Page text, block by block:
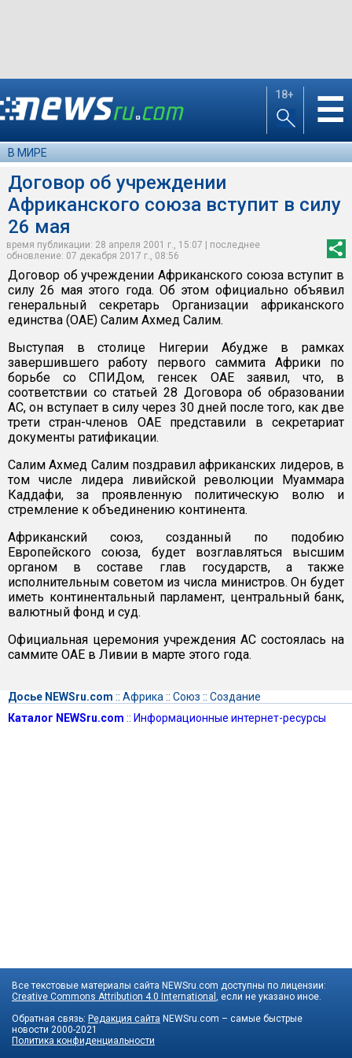
18+ ☰
В МИРЕ
Договор об учреждении
Африканского союза вступит в силу
26 мая
время публикации: 28 апреля 2001 г., 15:07 | последнее
обновление: 07 декабря 2017 г., 08:56
Договор об учреждении Африканского союза вступит в
силу 26 мая этого года. Об этом официально объявил
генеральный секретарь Организации африканского
единства (ОАЕ) Салим Ахмед Салим.
Выступая в столице Нигерии Абудже в рамках
завершившего работу первого саммита Африки по
борьбе со СПИДом, генсек ОАЕ заявил, что, в
соответствии со статьей 28 Договора об образовании
АС, он вступает в силу через 30 дней после того, как две
трети стран-членов ОАЕ представили в секретариат
документы ратификации.
Салим Ахмед Салим поздравил африканских лидеров, в
том числе лидера ливийской революции Муаммара
Каддафи, за проявленную политическую волю и
стремление к объединению континента.
Африканский союз, созданный по подобию
Европейского союза, будет возглавляться высшим
органом в составе глав государств, а также
исполнительным советом из числа министров. Он будет
иметь континентальный парламент, центральный банк,
валютный фонд и суд.
Официальная церемония учреждения АС состоялась на
саммите ОАЕ в Ливии в марте этого года.
Досье NEWSru.com :: Африка :: Союз :: Создание
Каталог NEWSru.com :: Информационные интернет-ресурсы
Все текстовые материалы сайта NEWSru.com доступны по лицензии:
Creative Commons Attribution 4.0 International , если не указано иное.
Обратная связь: Редакция сайта NEWSru.com – самые быстрые
новости 2000-2021
Политика конфиденциальности